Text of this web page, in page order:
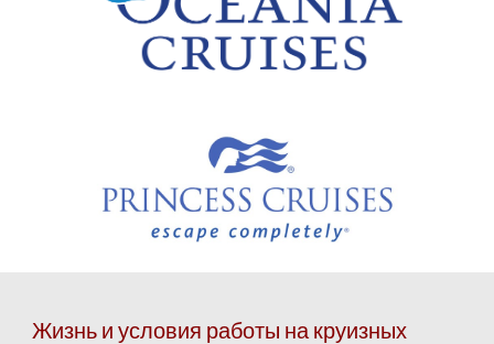
Жизнь и условия работы на круизных